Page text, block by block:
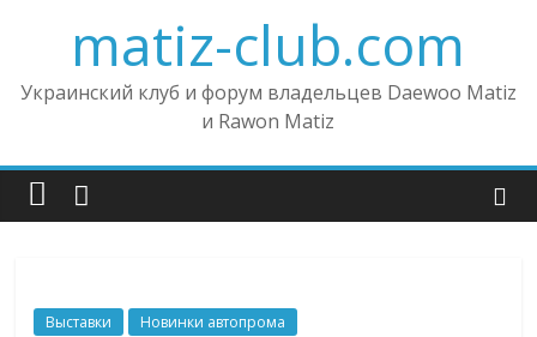
matiz-club.com
Украинский клуб и форум владельцев Daewoo Matiz
и Rawon Matiz
Выставки Новинки автопрома